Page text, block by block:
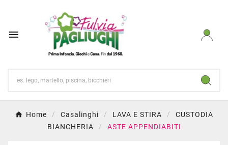

Home Casalinghi LAVA E STIRA
CUSTODIA
BIANCHERIA
ASTE APPENDIABITI